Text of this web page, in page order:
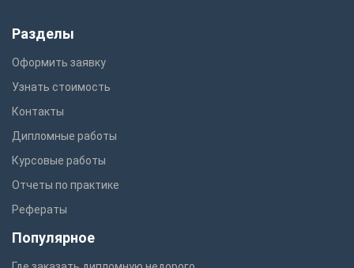
Разделы
Оформить заявку
Узнать стоимость
Контакты
Дипломные работы
Курсовые работы
Отчеты по практике
Рефераты
Популярное